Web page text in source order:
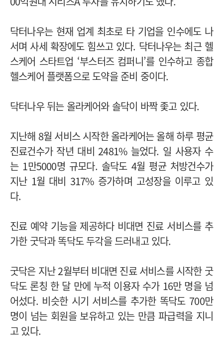
닥터나우는 현재 업계 최초로 타 기업을 인수에도 나
서며 사세 확장에도 힘쓰고 있다. 닥터나우는 최근 헬
스케어 스타트업 ‘부스터즈 컴퍼니’를 인수하고 종합
헬스케어 플랫폼으로 도약을 준비 중이다.
닥터나우 뒤는 올라케어와 솔닥이 바짝 좇고 있다.
지난해 8월 서비스 시작한 올라케어는 올해 하루 평균
진료건수가 작년 대비 2481% 늘었다. 일 사용자 수
는 1만5000명 규모다. 솔닥도 4월 평균 처방건수가
지난 1월 대비 317% 증가하며 고성장을 이루고 있
다.
진료 예약 기능을 제공하다 비대면 진료 서비스를 추
가한 굿닥과 똑닥도 두각을 드러내고 있다.
굿닥은 지난 2월부터 비대면 진료 서비스를 시작한 굿
닥도 론칭 한 달 만에 누적 이용자 수가 16만 명을 넘
어섰다. 비슷한 시기 서비스를 추가한 똑닥도 700만
명이 넘는 회원을 보유하고 있는 만큼 파급력을 지니
고 있다.